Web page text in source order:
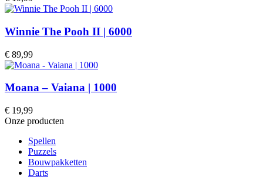
Winnie The Pooh II | 6000
€ 89,99
Moana – Vaiana | 1000
€ 19,99
Onze producten
Spellen
Puzzels
Bouwpakketten
Darts